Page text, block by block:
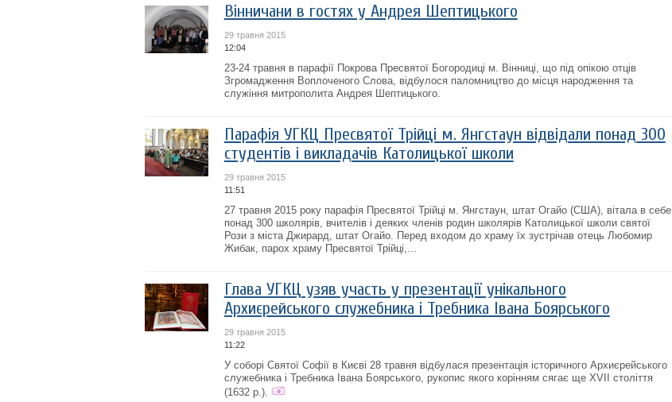
Вінничани в гостях у Андрея Шептицького
29 травня 2015
12:04
23-24 травня в парафії Покрова Пресвятої Богородиці м. Вінниці, що під опікою отців
Згромадження Воплоченого Слова, відбулося паломництво до місця народження та
служіння митрополита Андрея Шептицького.
Парафія УГКЦ Пресвятої Трійці м. Янгстаун відвідали понад 300
студентів і викладачів Католицької школи
29 травня 2015
11:51
27 травня 2015 року парафія Пресвятої Трійці м. Янгстаун, штат Огайо (США), вітала в себе
понад 300 школярів, вчителів і деяких членів родин школярів Католицької школи святої
Рози з міста Джирард, штат Огайо. Перед входом до храму їх зустрічав отець Любомир
Жибак, парох храму Пресвятої Трійці,...
Глава УГКЦ узяв участь у презентації унікального
Архиєрейського служебника і Требника Івана Боярського
29 травня 2015
11:22
У cоборі Святої Софії в Києві 28 травня відбулася презентація історичного Архиєрейського
служебника і Требника Івана Боярського, рукопис якого корінням сягає ще XVII століття
(1632 р.).